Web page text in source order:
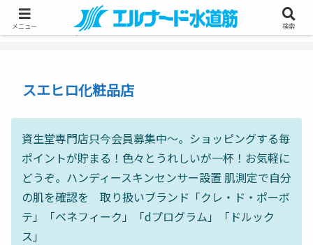
スエヒロ化粧品店
資生堂専門店只今会員募集中～。ショッピングする毎
ポイントが貯まる！色々とうれしいが一杯！お気軽に
どうぞ。ハンディースキンセンサー設置 肌測定で自分
の肌を確認を 取り扱いブランド「クレ・ド・ポーボ
テ」「ベネフィーク」「dプログラム」「ドルック
ス」
メニュー 検索